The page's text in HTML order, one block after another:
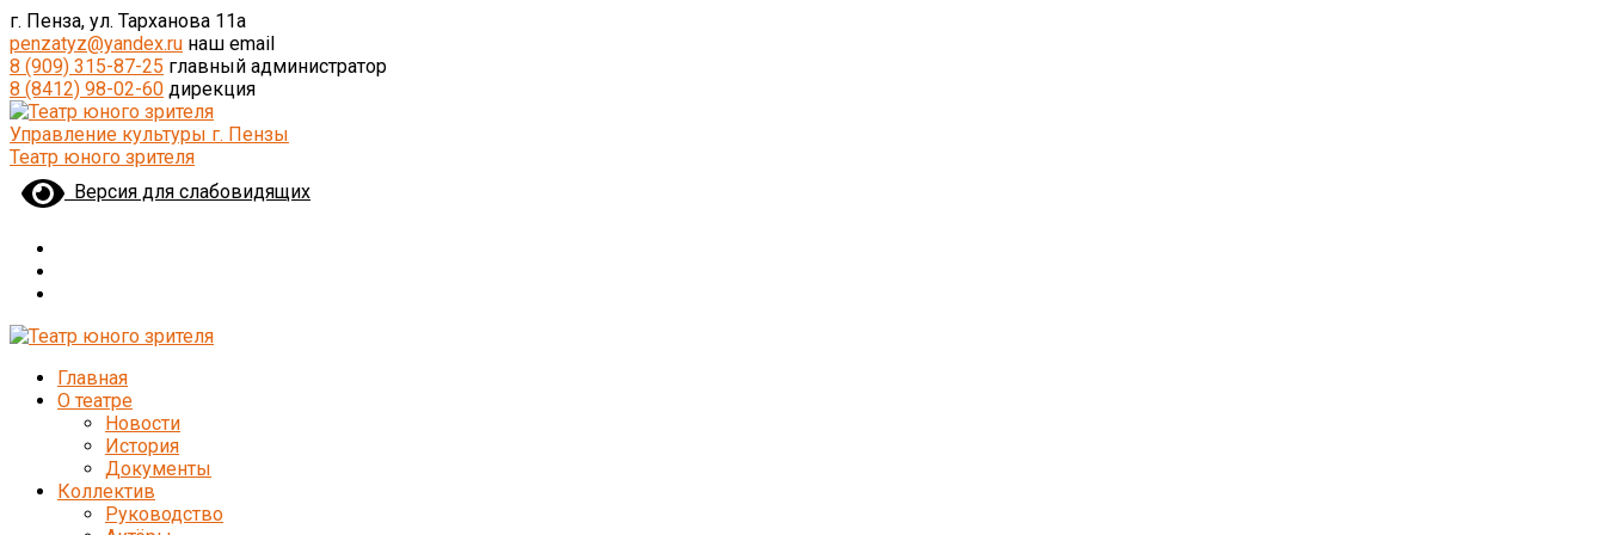
г. Пенза, ул. Тарханова 11а
penzatyz@yandex.ru наш email
8 (909) 315-87-25 главный администратор
8 (8412) 98-02-60 дирекция
Управление культуры г. Пензы
Театр юного зрителя
Версия для слабовидящих
Главная
О театре
Новости
История
Документы
Коллектив
Руководство